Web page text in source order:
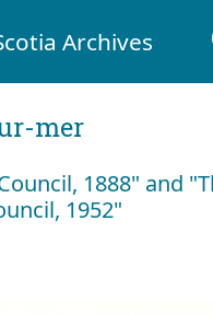
Archives
mer
1888" and
1952"